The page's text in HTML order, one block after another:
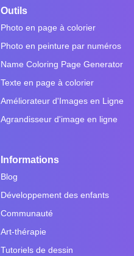
Outils
Photo en page à colorier
Photo en peinture par numéros
Name Coloring Page Generator
Texte en page à colorier
Améliorateur d'Images en Ligne
Agrandisseur d'image en ligne
Informations
Blog
Développement des enfants
Communauté
Art-thérapie
Tutoriels de dessin